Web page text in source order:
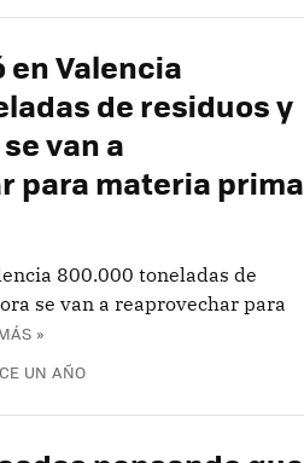
en Valencia
de residuos y
van a
para materia prima
800.000 toneladas de
se van a reaprovechar para
»
UN AÑO